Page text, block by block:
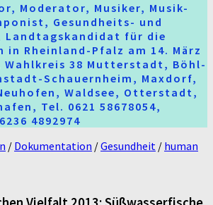
Moderator, Musiker, Musik-
Gesundheits- und
Landtagskandidat für die
in Rheinland-Pfalz am 14. März
Wahlkreis 38 Mutterstadt, Böhl-
Schauernheim, Maxdorf,
Waldsee, Otterstadt,
Tel. 0621 58678054,
4892974
/ Dokumentation /Gesundheit / human